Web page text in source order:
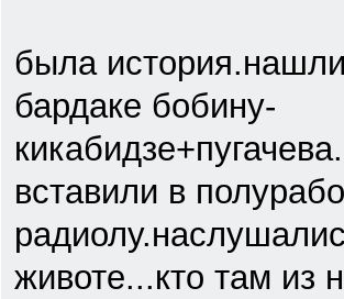
была
бардаке бобину-
вставили в
животе...кто там из